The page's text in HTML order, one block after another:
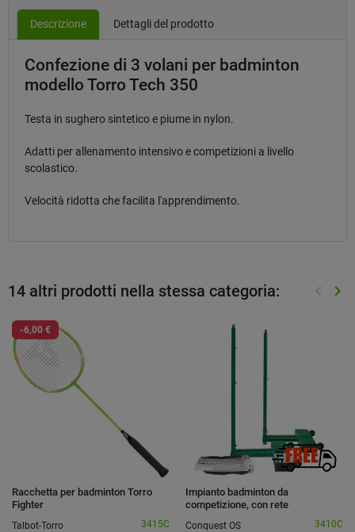
Descrizione Dettagli del prodotto
Confezione di 3 volani per badminton
modello Torro Tech 350
Testa in sughero sintetico e piume in nylon.
Adatti per allenamento intensivo e competizioni a livello
scolastico.
Velocità ridotta che facilita l'apprendimento.
14 altri prodotti nella stessa categoria: keyboard_arrow_left keyboard_arrow_right
-6,00 €
Racchetta per badminton Torro
Fighter
Talbot-Torro
3415C
Impianto badminton da
competizione, con rete
Conquest OS
3410C